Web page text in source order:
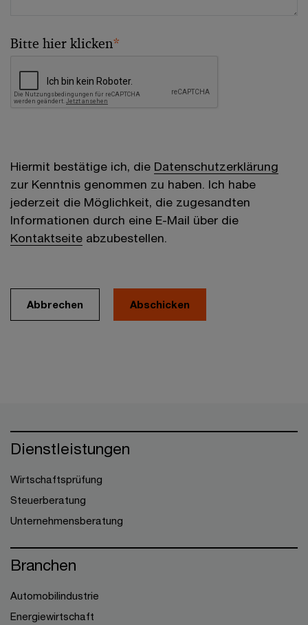
Bitte hier klicken*
Hiermit bestätige ich, die Datenschutzerklärung
zur Kenntnis genommen zu haben. Ich habe
jederzeit die Möglichkeit, die zugesandten
Informationen durch eine E-Mail über die
Kontaktseite abzubestellen.
Abbrechen
Dienstleistungen
Wirtschaftsprüfung
Steuerberatung
Unternehmensberatung
Branchen
Automobilindustrie
Energiewirtschaft